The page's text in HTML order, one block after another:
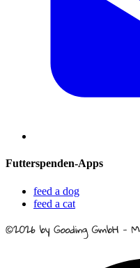
Futterspenden-Apps
feed a dog
feed a cat